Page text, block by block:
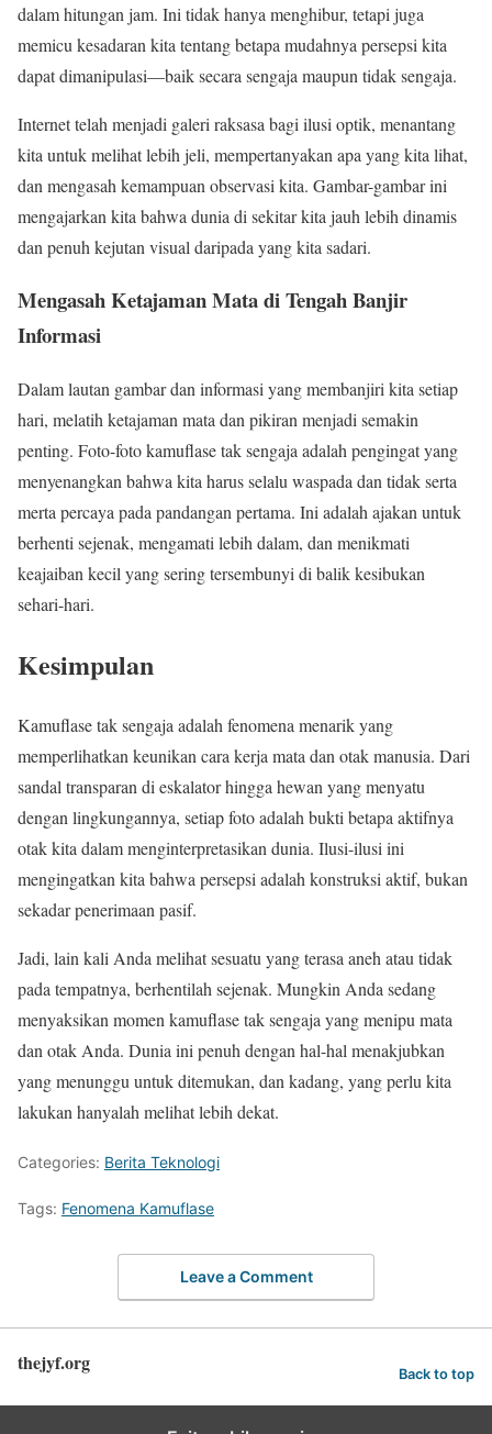
dalam hitungan jam. Ini tidak hanya menghibur, tetapi juga
memicu kesadaran kita tentang betapa mudahnya persepsi kita
dapat dimanipulasi—baik secara sengaja maupun tidak sengaja.
Internet telah menjadi galeri raksasa bagi ilusi optik, menantang
kita untuk melihat lebih jeli, mempertanyakan apa yang kita lihat,
dan mengasah kemampuan observasi kita. Gambar-gambar ini
mengajarkan kita bahwa dunia di sekitar kita jauh lebih dinamis
dan penuh kejutan visual daripada yang kita sadari.
Mengasah Ketajaman Mata di Tengah Banjir
Informasi
Dalam lautan gambar dan informasi yang membanjiri kita setiap
hari, melatih ketajaman mata dan pikiran menjadi semakin
penting. Foto-foto kamuflase tak sengaja adalah pengingat yang
menyenangkan bahwa kita harus selalu waspada dan tidak serta
merta percaya pada pandangan pertama. Ini adalah ajakan untuk
berhenti sejenak, mengamati lebih dalam, dan menikmati
keajaiban kecil yang sering tersembunyi di balik kesibukan
sehari-hari.
Kesimpulan
Kamuflase tak sengaja adalah fenomena menarik yang
memperlihatkan keunikan cara kerja mata dan otak manusia. Dari
sandal transparan di eskalator hingga hewan yang menyatu
dengan lingkungannya, setiap foto adalah bukti betapa aktifnya
otak kita dalam menginterpretasikan dunia. Ilusi-ilusi ini
mengingatkan kita bahwa persepsi adalah konstruksi aktif, bukan
sekadar penerimaan pasif.
Jadi, lain kali Anda melihat sesuatu yang terasa aneh atau tidak
pada tempatnya, berhentilah sejenak. Mungkin Anda sedang
menyaksikan momen kamuflase tak sengaja yang menipu mata
dan otak Anda. Dunia ini penuh dengan hal-hal menakjubkan
yang menunggu untuk ditemukan, dan kadang, yang perlu kita
lakukan hanyalah melihat lebih dekat.
Categories: Berita Teknologi
Tags: Fenomena Kamuflase
Leave a Comment
thejyf.org Back to top